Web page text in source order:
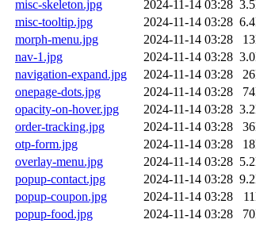
misc-skeleton.jpg
2024-11-14 03:28
misc-tooltip.jpg
2024-11-14 03:28
morph-menu.jpg
2024-11-14 03:28
nav-1.jpg
2024-11-14 03:28
navigation-expand.jpg
2024-11-14 03:28
onepage-dots.jpg
2024-11-14 03:28
opacity-on-hover.jpg
2024-11-14 03:28
order-tracking.jpg
2024-11-14 03:28
otp-form.jpg
2024-11-14 03:28
overlay-menu.jpg
2024-11-14 03:28
popup-contact.jpg
2024-11-14 03:28
popup-coupon.jpg
2024-11-14 03:28
popup-food.jpg
2024-11-14 03:28